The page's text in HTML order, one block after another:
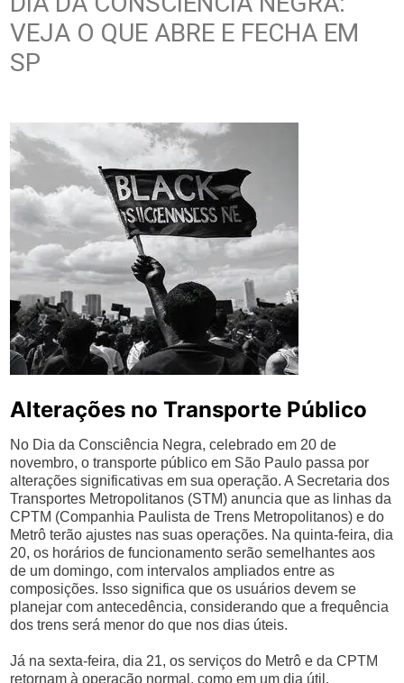
VEJA O QUE ABRE E FECHA EM
SP
Alterações no Transporte Público
No Dia da Consciência Negra, celebrado em 20 de
novembro, o transporte público em São Paulo passa por
alterações significativas em sua operação. A Secretaria dos
Transportes Metropolitanos (STM) anuncia que as linhas da
CPTM (Companhia Paulista de Trens Metropolitanos) e do
Metrô terão ajustes nas suas operações. Na quinta-feira, dia
20, os horários de funcionamento serão semelhantes aos
de um domingo, com intervalos ampliados entre as
composições. Isso significa que os usuários devem se
planejar com antecedência, considerando que a frequência
dos trens será menor do que nos dias úteis.
Já na sexta-feira, dia 21, os serviços do Metrô e da CPTM
retornam à operação normal, como em um dia útil.